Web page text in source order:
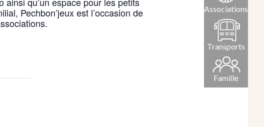
Pechbon’jeux est l’occasion de
Associations
Transports
Famille